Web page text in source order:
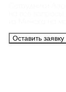
Оставить заявку